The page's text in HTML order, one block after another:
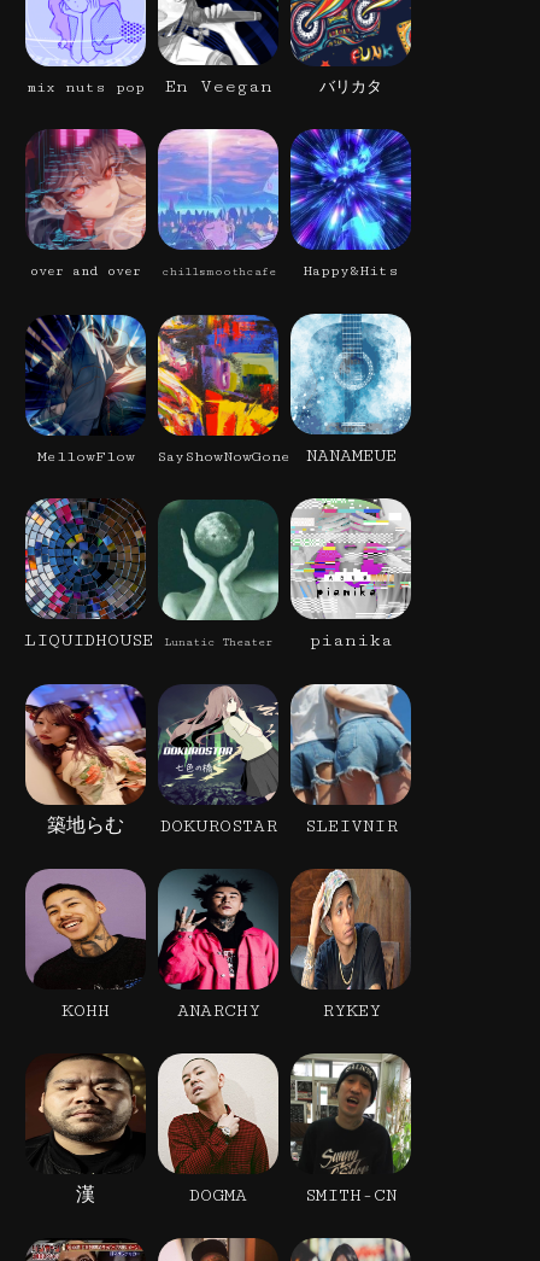
mix nuts pop En Veegan バリカタ
over and over chillsmoothcafe Happy&Hits
MellowFlow SayShowNowGone NANAMEUE
LIQUIDHOUSE Lunatic Theater pianika
築地らむ DOKUROSTAR SLEIVNIR
KOHH ANARCHY RYKEY
漢 DOGMA SMITH-CN